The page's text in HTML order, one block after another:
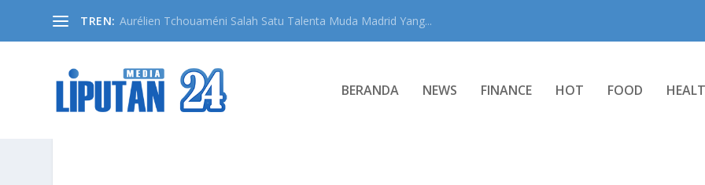
TREN: Aurélien Tchouaméni Salah Satu Talenta Muda Madrid Yang...
BERANDA NEWS FINANCE HOT FOOD